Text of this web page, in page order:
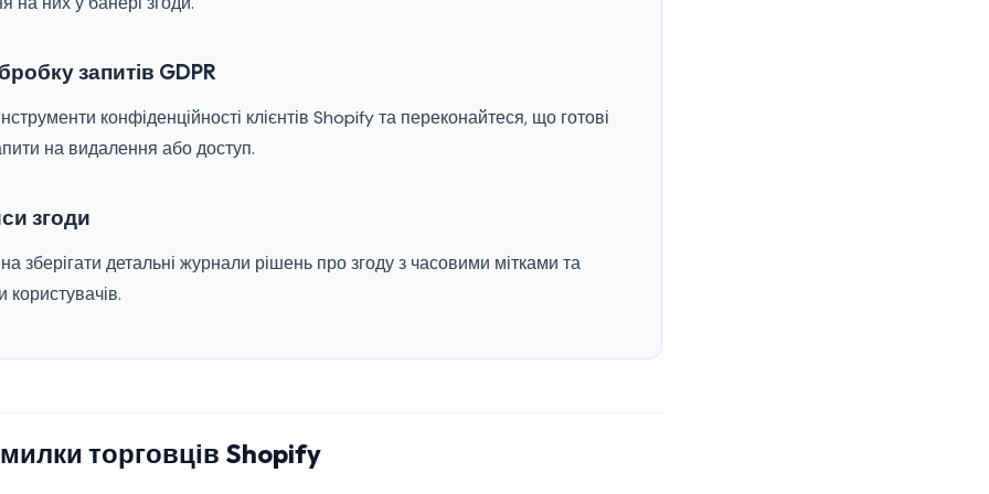
запитів GDPR
конфіденційності клієнтів Shopify та переконайтеся, що готові
на видалення або доступ.
згоди
зберігати детальні журнали рішень про згоду з часовими мітками та
користувачів.
торговців Shopify